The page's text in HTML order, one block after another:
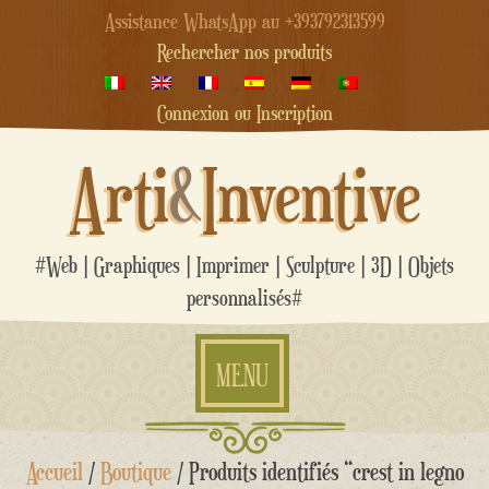
Assistance WhatsApp au +393792313599
Rechercher nos produits
Connexion ou Inscription
Arti&Inventive
#Web | Graphiques | Imprimer | Sculpture | 3D | Objets
personnalisés#
MENU
Aller
Accueil/Boutique/ Produits identifiés “crest in legno